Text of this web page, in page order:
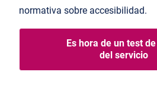
normativa sobre accesibilidad.
Es hora de un test
del servicio